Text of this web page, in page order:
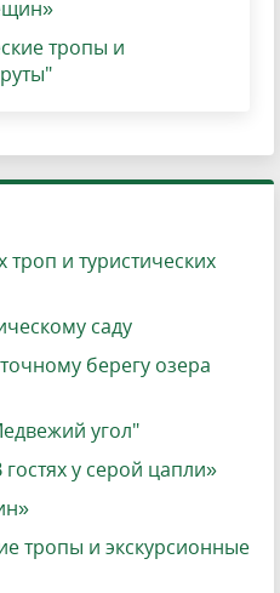
тропы и
троп и туристических
саду
берегу озера
угол"
у серой цапли»
тропы и экскурсионные